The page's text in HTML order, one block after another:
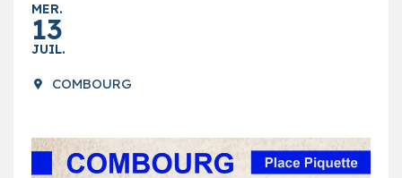
MER.
13
JUIL.
COMBOURG